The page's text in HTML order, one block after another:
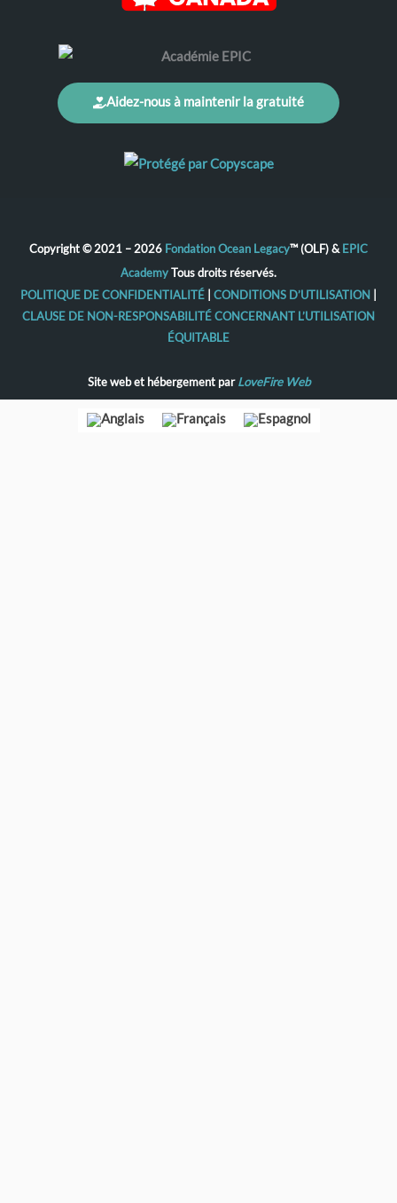
Aidez-nous à maintenir la gratuité
Copyright © 2021 – 2026 Fondation Ocean Legacy™ (OLF) &EPIC
AcademyTous droits réservés.
POLITIQUE DE CONFIDENTIALITÉ
CONDITIONS D’UTILISATION
CLAUSE DE NON-RESPONSABILITÉ CONCERNANT L’UTILISATION
ÉQUITABLE
Site web et hébergement parLoveFire Web